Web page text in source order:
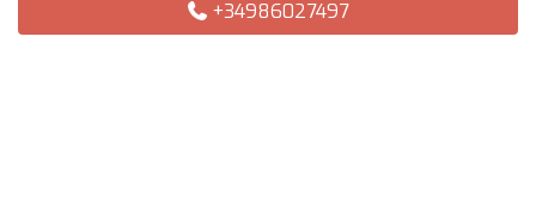
+34986027497